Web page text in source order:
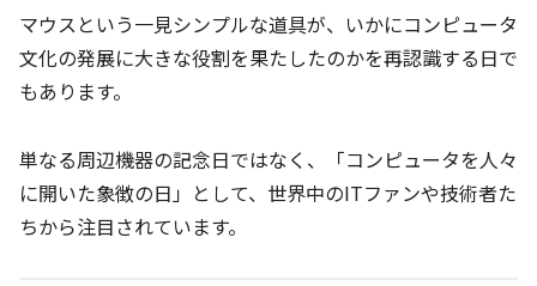
マウスという一見シンプルな道具が、いかにコンピュータ
文化の発展に大きな役割を果たしたのかを再認識する日で
もあります。
単なる周辺機器の記念日ではなく、「コンピュータを人々
に開いた象徴の日」として、世界中のITファンや技術者た
ちから注目されています。